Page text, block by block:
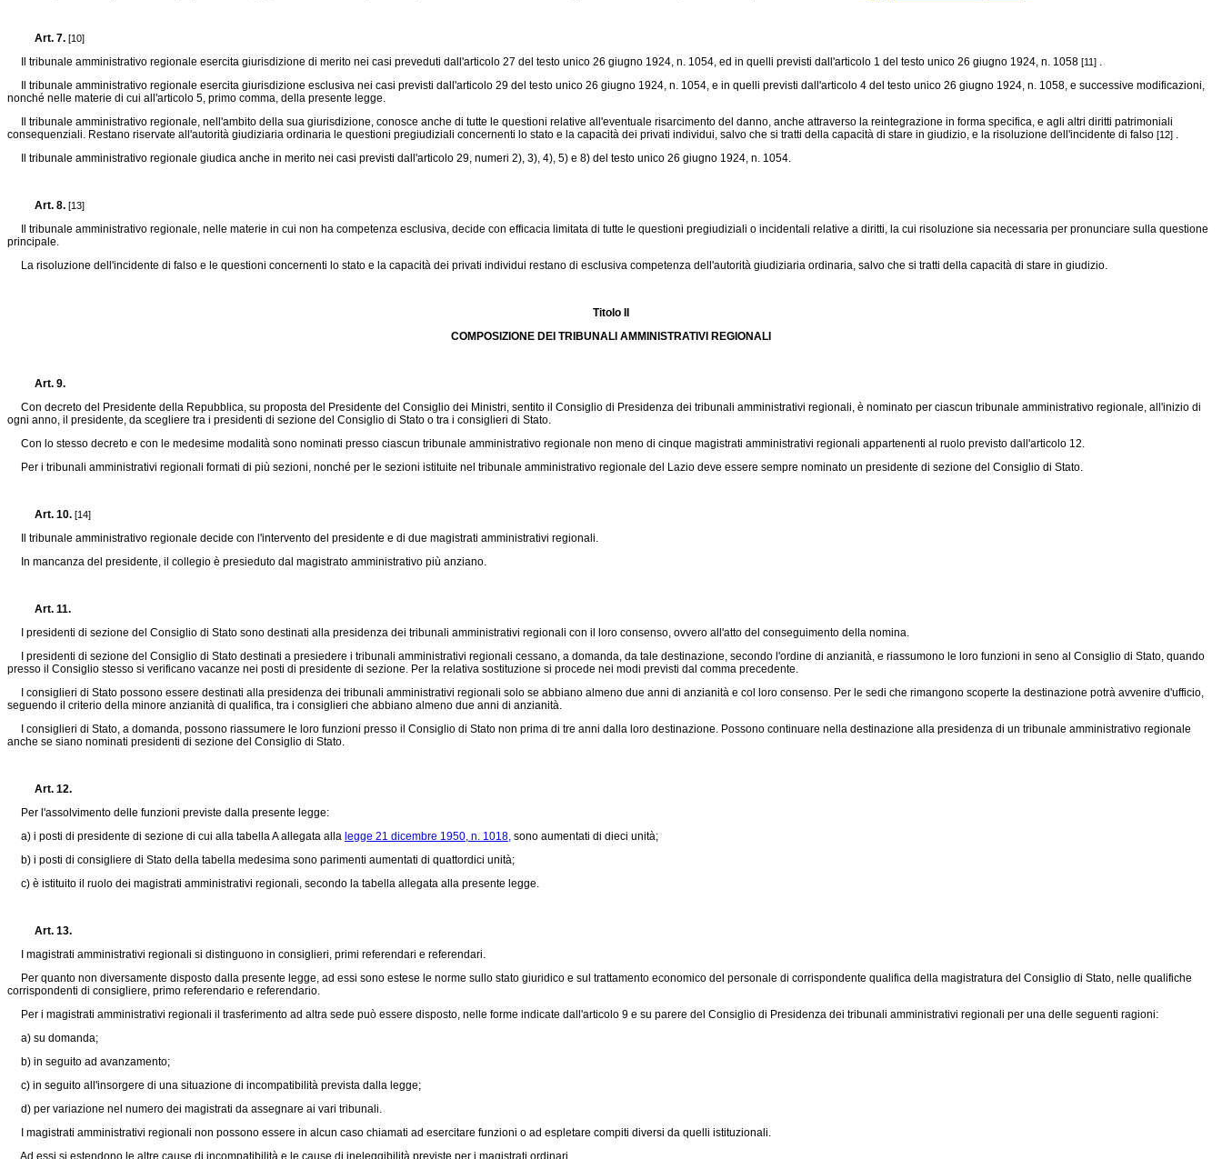
Art. 7. [10]
Il tribunale amministrativo regionale esercita giurisdizione di merito nei casi preveduti dall'articolo 27 del testo unico 26 giugno 1924, n. 1054, ed in quelli previsti dall'articolo 1 del testo unico 26 giugno 1924, n. 1058 [11] .
Il tribunale amministrativo regionale esercita giurisdizione esclusiva nei casi previsti dall'articolo 29 del testo unico 26 giugno 1924, n. 1054, e in quelli previsti dall'articolo 4 del testo unico 26 giugno 1924, n. 1058, e successive modificazioni,
nonché nelle materie di cui all'articolo 5, primo comma, della presente legge.
Il tribunale amministrativo regionale, nell'ambito della sua giurisdizione, conosce anche di tutte le questioni relative all'eventuale risarcimento del danno, anche attraverso la reintegrazione in forma specifica, e agli altri diritti patrimoniali
consequenziali. Restano riservate all'autorità giudiziaria ordinaria le questioni pregiudiziali concernenti lo stato e la capacità dei privati individui, salvo che si tratti della capacità di stare in giudizio, e la risoluzione dell'incidente di falso [12] .
Il tribunale amministrativo regionale giudica anche in merito nei casi previsti dall'articolo 29, numeri 2), 3), 4), 5) e 8) del testo unico 26 giugno 1924, n. 1054.
Art. 8. [13]
Il tribunale amministrativo regionale, nelle materie in cui non ha competenza esclusiva, decide con efficacia limitata di tutte le questioni pregiudiziali o incidentali relative a diritti, la cui risoluzione sia necessaria per pronunciare sulla questione
principale.
La risoluzione dell'incidente di falso e le questioni concernenti lo stato e la capacità dei privati individui restano di esclusiva competenza dell'autorità giudiziaria ordinaria, salvo che si tratti della capacità di stare in giudizio.
Titolo II
COMPOSIZIONE DEI TRIBUNALI AMMINISTRATIVI REGIONALI
Art. 9.
Con decreto del Presidente della Repubblica, su proposta del Presidente del Consiglio dei Ministri, sentito il Consiglio di Presidenza dei tribunali amministrativi regionali, è nominato per ciascun tribunale amministrativo regionale, all'inizio di
ogni anno, il presidente, da scegliere tra i presidenti di sezione del Consiglio di Stato o tra i consiglieri di Stato.
Con lo stesso decreto e con le medesime modalità sono nominati presso ciascun tribunale amministrativo regionale non meno di cinque magistrati amministrativi regionali appartenenti al ruolo previsto dall'articolo 12.
Per i tribunali amministrativi regionali formati di più sezioni, nonché per le sezioni istituite nel tribunale amministrativo regionale del Lazio deve essere sempre nominato un presidente di sezione del Consiglio di Stato.
Art. 10. [14]
Il tribunale amministrativo regionale decide con l'intervento del presidente e di due magistrati amministrativi regionali.
In mancanza del presidente, il collegio è presieduto dal magistrato amministrativo più anziano.
Art. 11.
I presidenti di sezione del Consiglio di Stato sono destinati alla presidenza dei tribunali amministrativi regionali con il loro consenso, ovvero all'atto del conseguimento della nomina.
I presidenti di sezione del Consiglio di Stato destinati a presiedere i tribunali amministrativi regionali cessano, a domanda, da tale destinazione, secondo l'ordine di anzianità, e riassumono le loro funzioni in seno al Consiglio di Stato, quando
presso il Consiglio stesso si verificano vacanze nei posti di presidente di sezione. Per la relativa sostituzione si procede nei modi previsti dal comma precedente.
I consiglieri di Stato possono essere destinati alla presidenza dei tribunali amministrativi regionali solo se abbiano almeno due anni di anzianità e col loro consenso. Per le sedi che rimangono scoperte la destinazione potrà avvenire d'ufficio,
seguendo il criterio della minore anzianità di qualifica, tra i consiglieri che abbiano almeno due anni di anzianità.
I consiglieri di Stato, a domanda, possono riassumere le loro funzioni presso il Consiglio di Stato non prima di tre anni dalla loro destinazione. Possono continuare nella destinazione alla presidenza di un tribunale amministrativo regionale
anche se siano nominati presidenti di sezione del Consiglio di Stato.
Art. 12.
Per l'assolvimento delle funzioni previste dalla presente legge:
a) i posti di presidente di sezione di cui alla tabella A allegata alla legge 21 dicembre 1950, n. 1018, sono aumentati di dieci unità;
b) i posti di consigliere di Stato della tabella medesima sono parimenti aumentati di quattordici unità;
c) è istituito il ruolo dei magistrati amministrativi regionali, secondo la tabella allegata alla presente legge.
Art. 13.
I magistrati amministrativi regionali si distinguono in consiglieri, primi referendari e referendari.
Per quanto non diversamente disposto dalla presente legge, ad essi sono estese le norme sullo stato giuridico e sul trattamento economico del personale di corrispondente qualifica della magistratura del Consiglio di Stato, nelle qualifiche
corrispondenti di consigliere, primo referendario e referendario.
Per i magistrati amministrativi regionali il trasferimento ad altra sede può essere disposto, nelle forme indicate dall'articolo 9 e su parere del Consiglio di Presidenza dei tribunali amministrativi regionali per una delle seguenti ragioni:
a) su domanda;
b) in seguito ad avanzamento;
c) in seguito all'insorgere di una situazione di incompatibilità prevista dalla legge;
d) per variazione nel numero dei magistrati da assegnare ai vari tribunali.
I magistrati amministrativi regionali non possono essere in alcun caso chiamati ad esercitare funzioni o ad espletare compiti diversi da quelli istituzionali.
Ad essi si estendono le altre cause di incompatibilità e le cause di ineleggibilità previste per i magistrati ordinari.